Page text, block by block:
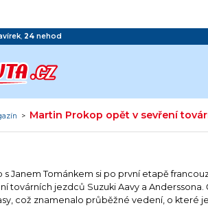
,24 nehod
> Martin Prokop opět v sevření
s Janem Tománkem si po první etapě
továrních jezdců Suzuki Aavy a Anderssona.
což znamenalo průběžné vedení, o které